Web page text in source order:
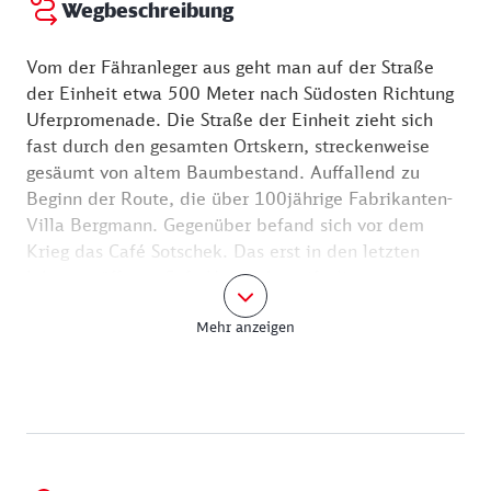
Wegbeschreibung
Vom der Fähranleger aus geht man auf der Straße
der Einheit etwa 500 Meter nach Südosten Richtung
Uferpromenade. Die Straße der Einheit zieht sich
fast durch den gesamten Ortskern, streckenweise
gesäumt von altem Baumbestand. Auffallend zu
Beginn der Route, die über 100jährige Fabrikanten-
Villa Bergmann. Gegenüber befand sich vor dem
Krieg das Café Sotschek. Das erst in den letzten
Jahren eröffnete Cafe Heimath greift die
Nutzungsgeschichte des Gebäudeensembles wieder
auf. Bei selbstgebackenem Kuchen kann der
vorüber am Flair Hotel Müllerhof. Hält man sich
Mehr anzeigen